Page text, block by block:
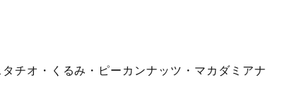
チオ・くるみ・ピーカンナッツ・マカダミアナ